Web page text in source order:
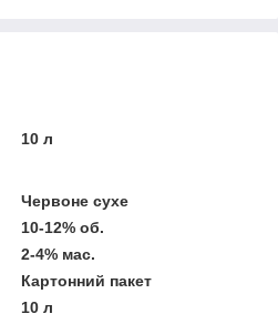
10 л
Червоне сухе
10-12% об.
2-4% мас.
Картонний пакет
10 л